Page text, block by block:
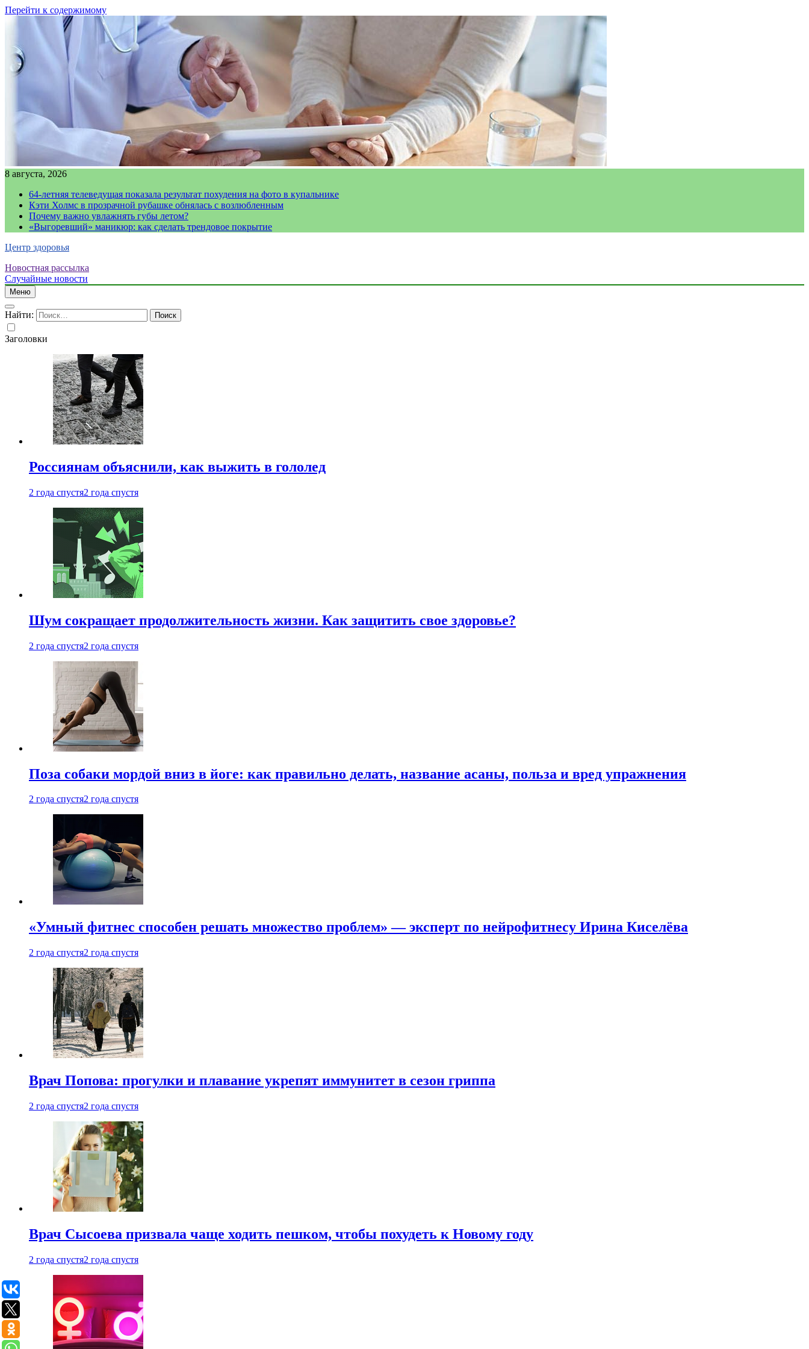
Перейти к содержимому
8 августа, 2026
64-летняя телеведущая показала результат похудения на фото в купальнике
Кэти Холмс в прозрачной рубашке обнялась с возлюбленным
Почему важно увлажнять губы летом?
«Выгоревший» маникюр: как сделать трендовое покрытие
Центр здоровья
Новостная рассылка
Случайные новости
Меню
Найти:
Заголовки
Россиянам объяснили, как выжить в гололед
2 года спустя2 года спустя
Шум сокращает продолжительность жизни. Как защитить свое здоровье?
2 года спустя2 года спустя
Поза собаки мордой вниз в йоге: как правильно делать, название асаны, польза и вред упражнения
2 года спустя2 года спустя
«Умный фитнес способен решать множество проблем» — эксперт по нейрофитнесу Ирина Киселёва
2 года спустя2 года спустя
Врач Попова: прогулки и плавание укрепят иммунитет в сезон гриппа
2 года спустя2 года спустя
Врач Сысоева призвала чаще ходить пешком, чтобы похудеть к Новому году
2 года спустя2 года спустя